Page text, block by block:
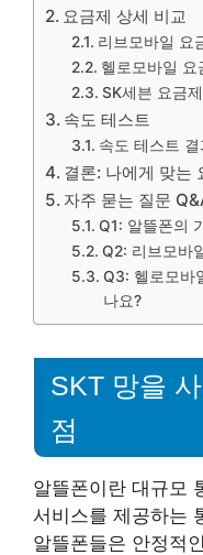
요금제 상세 비교
리브모바일 요
헬로모바일 요
SK세븐 요금제
속도 테스트
속도 테스트 결
결론: 나에게 맞는
자주 묻는 질문
Q1: 알뜰폰의
Q2: 리브모바
Q3: 헬로모바
나요?
SKT 망을
점
알뜰폰이란 대규모
서비스를 제공하는
알뜰폰들은 안정적